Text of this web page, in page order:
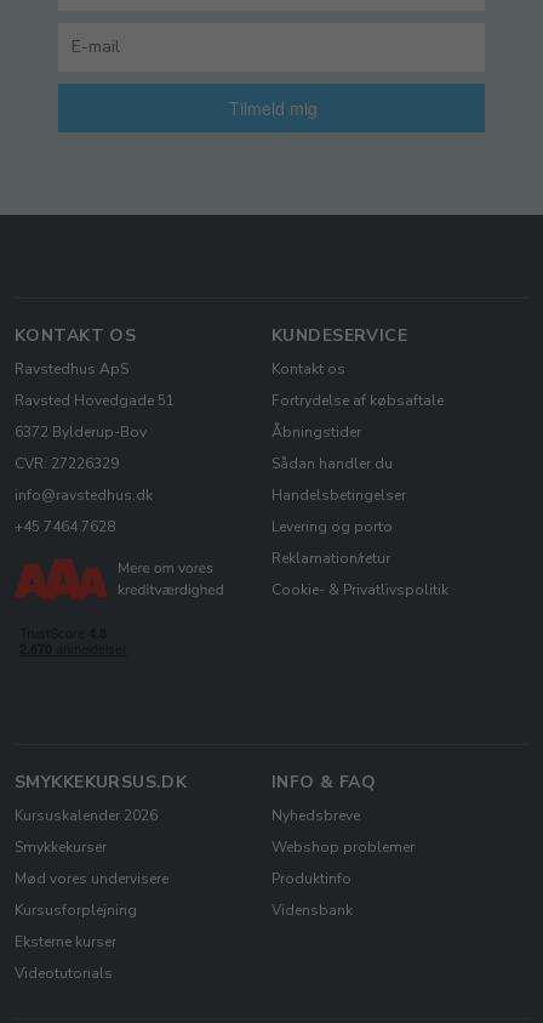
Tilmeld mig
KONTAKT OS
Ravstedhus ApS
Ravsted Hovedgade 51
6372 Bylderup-Bov
CVR: 27226329
info@ravstedhus.dk
+45 7464 7628
KUNDESERVICE
Kontakt os
Fortrydelse af købsaftale
Åbningstider
Sådan handler du
Handelsbetingelser
Levering og porto
Reklamation/retur
Cookie- & Privatlivspolitik
SMYKKEKURSUS.DK
Kursuskalender 2026
Smykkekurser
Mød vores undervisere
Kursusforplejning
Eksterne kurser
Videotutorials
INFO & FAQ
Nyhedsbreve
Webshop problemer
Produktinfo
Vidensbank